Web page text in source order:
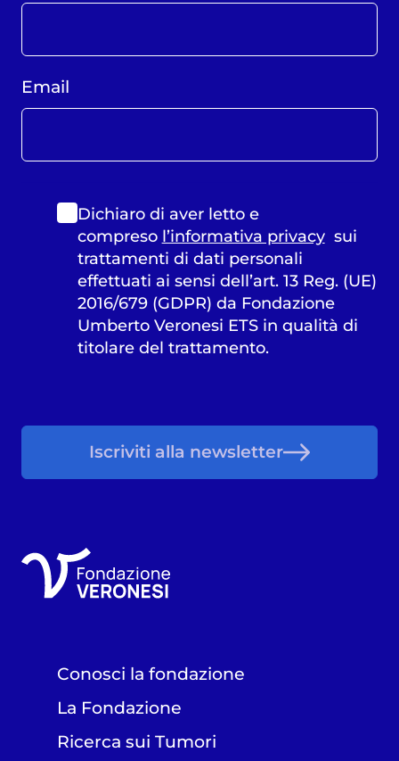
Email
Dichiaro di aver letto e
compreso l’informativa privacysui
trattamenti di dati personali
effettuati ai sensi dell’art. 13 Reg. (UE)
2016/679 (GDPR) da Fondazione
Umberto Veronesi ETS in qualità di
titolare del trattamento.
Iscriviti alla newsletter
Conosci la fondazione
La Fondazione
Ricerca sui Tumori